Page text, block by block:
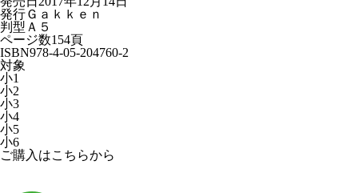
発行Ｇａｋｋｅｎ
判型 Ａ５
ページ数154頁
ISBN978-4-05-204760-2
対象
小1
小2
小3
小4
小5
小6
ご購入はこちらから